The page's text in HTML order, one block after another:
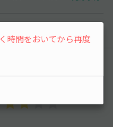
況は毎日24:00に更新されます。
時間をおいてから再度